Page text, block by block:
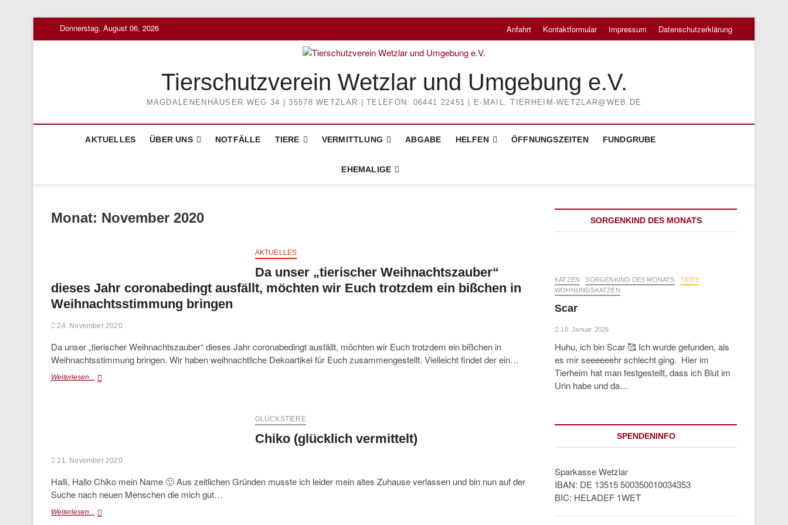
Donnerstag, August 06, 2026 Anfahrt Kontaktformular Impressum Datenschutzerklärung
Tierschutzverein Wetzlar und Umgebung e.V.
MAGDALENENHÄUSER WEG 34 | 35578 WETZLAR | TELEFON: 06441 22451 | E-MAIL: TIERHEIM-WETZLAR@WEB.DE
AKTUELLES ÜBER UNS NOTFÄLLE TIERE VERMITTLUNG ABGABE HELFEN ÖFFNUNGSZEITEN FUNDGRUBE
EHEMALIGE
Monat: November 2020
AKTUELLES
Da unser „tierischer Weihnachtszauber“
dieses Jahr coronabedingt ausfällt, möchten wir Euch trotzdem ein bißchen in
Weihnachtsstimmung bringen
24. November 2020
Da unser „tierischer Weihnachtszauber“ dieses Jahr coronabedingt ausfällt, möchten wir Euch trotzdem ein bißchen in
Weihnachtsstimmung bringen. Wir haben weihnachtliche Dekoartikel für Euch zusammengestellt. Vielleicht findet der ein…
Weiterlesen... Da
möchten
Euch
trotzdem
bißchen
GLÜCKSTIERE
Chiko (glücklich vermittelt)
21. November 2020
Halli, Hallo Chiko mein Name 🙂 Aus zeitlichen Gründen musste ich leider mein altes Zuhause verlassen und bin nun auf der
Suche nach neuen Menschen die mich gut…
Weiterlesen... Chiko
SORGENKIND DES MONATS
KATZEN SORGENKIND DES MONATS
TIERE
WOHNUNGSKATZEN
Scar
10. Januar 2026
Huhu, ich bin Scar 🥰 Ich wurde gefunden, als
es mir seeeeeehr schlecht ging. Hier im
Tierheim hat man festgestellt, dass ich Blut im
Urin habe und da…
SPENDENINFO
Sparkasse Wetzlar
IBAN: DE 13515 500350010034353
BIC: HELADEF 1WET